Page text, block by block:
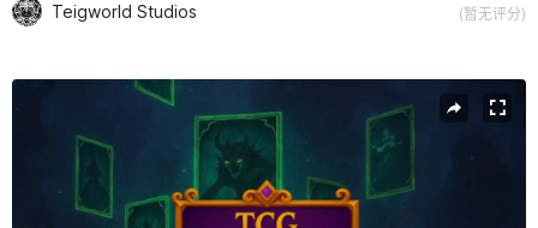
Teigworld Studios (暂无评分)
当前幻灯片：1 / 11